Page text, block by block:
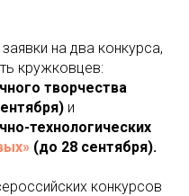
на два конкурса,
кружковцев:
творчества
и
технологических
(до 28 сентября).
конкурсов